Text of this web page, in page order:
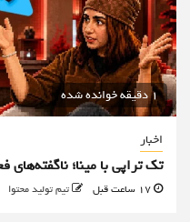
1 دقیقه خوانده شده
اخبار
تک تراپی با مینا؛
تیم تولید محتوا